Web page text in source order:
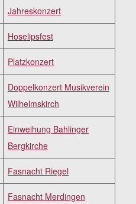
Jahreskonzert
Hoselipsfest
Platzkonzert
Doppelkonzert Musikverein
Wilhelmskirch
Einweihung Bahlinger
Bergkirche
Fasnacht Riegel
Fasnacht Merdingen